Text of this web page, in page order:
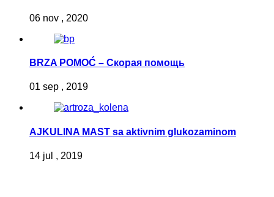
06 nov , 2020
BRZA POMOĆ – Скорая помощь
01 sep , 2019
AJKULINA MAST sa aktivnim glukozaminom
14 jul , 2019